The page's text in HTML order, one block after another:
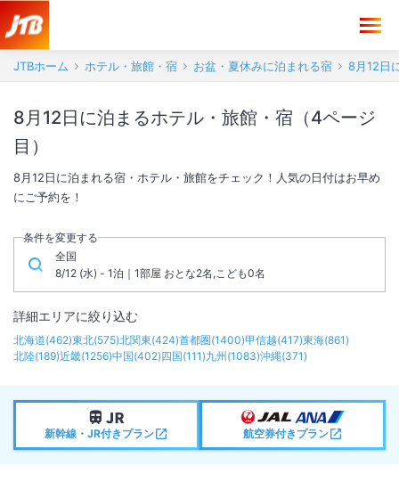
JTBホーム ホテル・旅館・宿 お盆・夏休みに泊まれる宿 8月12日
8月12日に泊まるホテル・旅館・宿（4ページ
目）
8月12日に泊まれる宿・ホテル・旅館をチェック！人気の日付はお早め
にご予約を！
条件を変更する
全国
8/12 (水) - 1泊｜1部屋 おとな2名,こども0名
詳細エリアに絞り込む
北海道(462)東北(575)北関東(424)首都圏(1400)甲信越(417)東海(861)
北陸(189)近畿(1256)中国(402)四国(111)九州 (1083)沖縄(371)
新幹線・JR付きプラン 航空券付きプラン